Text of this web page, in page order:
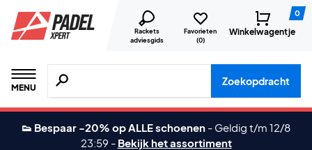
Rackets
adviesgids
Favorieten
(0)
0
Winkelwagentje
MENU
Zoeken naar producten, merken etc.
Zoekopdracht
👟 Bespaar -20% op ALLE schoenen - Geldig t/m 12/8
23:59 - Bekijk het assortiment